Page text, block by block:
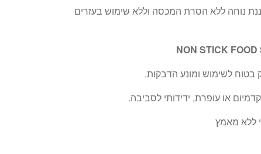
נוחה ללא הסרת המכסה וללא שימוש בעזרים
בטוח לשימוש ומונע הדבקות.
ללא מאמץ